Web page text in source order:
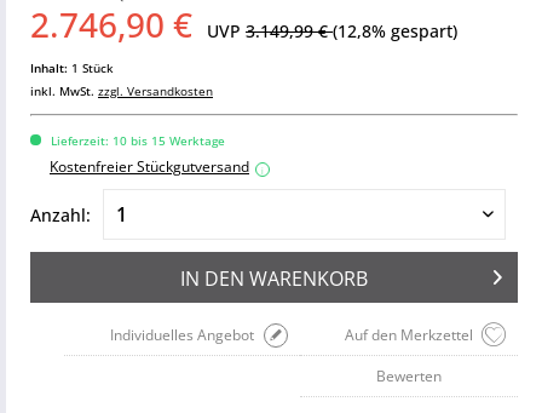
2.746,90 € UVP 3.149,99 €(12,8% gespart)
Inhalt: 1 Stück
inkl. MwSt. zzgl. Versandkosten
Lieferzeit: 10 bis 15 Werktage
Kostenfreier Stückgutversand i
Anzahl:
IN DEN WARENKORB
Auf den Merkzettel
Individuelles Angebot
Bewerten